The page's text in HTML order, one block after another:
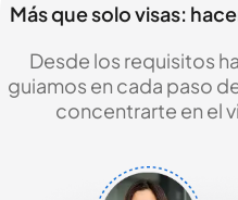
Más que solo visas:
Desde los requisitos
guiamos en cada paso
concentrarte en el